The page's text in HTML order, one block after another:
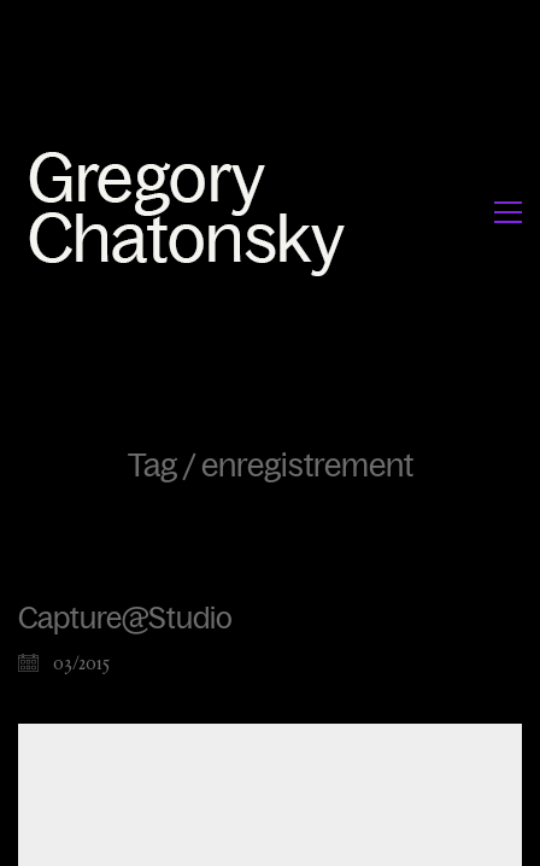
Tag /enregistrement
Capture@Studio
03/2015